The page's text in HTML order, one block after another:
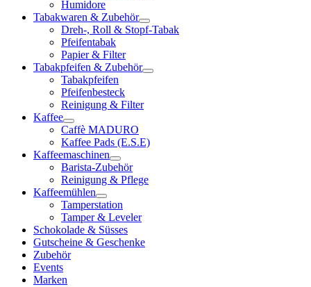
Humidore
Tabakwaren & Zubehör
Dreh-, Roll & Stopf-Tabak
Pfeifentabak
Papier & Filter
Tabakpfeifen & Zubehör
Tabakpfeifen
Pfeifenbesteck
Reinigung & Filter
Kaffee
Caffè MADURO
Kaffee Pads (E.S.E)
Kaffeemaschinen
Barista-Zubehör
Reinigung & Pflege
Kaffeemühlen
Tamperstation
Tamper & Leveler
Schokolade & Süsses
Gutscheine & Geschenke
Zubehör
Events
Marken